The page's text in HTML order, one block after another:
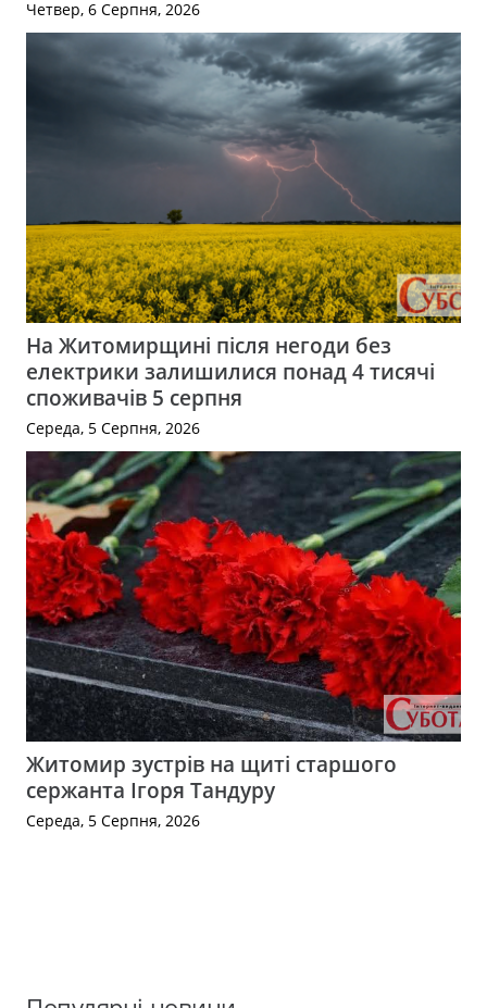
Четвер, 6 Серпня, 2026
На Житомирщині після негоди без
електрики залишилися понад 4 тисячі
споживачів 5 серпня
Середа, 5 Серпня, 2026
Житомир зустрів на щиті старшого
сержанта Ігоря Тандуру
Середа, 5 Серпня, 2026